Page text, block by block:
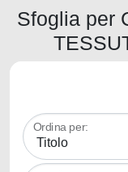
Sfoglia per
Ordina per: